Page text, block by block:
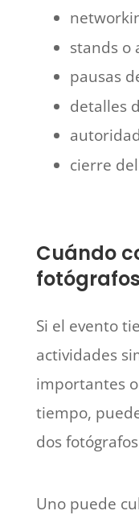
stands o
pausas
detalles
cierre
Cuándo
fotógrafos
Si el evento
actividades
importantes
tiempo,
dos
Uno puede